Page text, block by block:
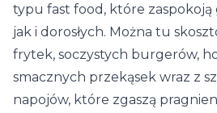
typu fast food, które zaspokoją
jak i dorosłych. Można tu
frytek, soczystych burgerów,
smacznych przekąsek wraz z
napojów, które zgaszą